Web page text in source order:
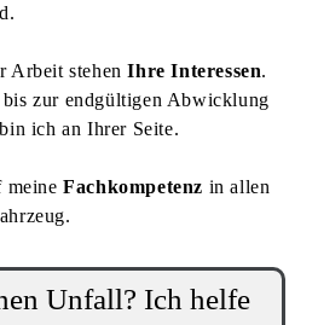
Arbeit stehenIhre Interessen.
bis zur endgültigen Abwicklung
ich an Ihrer Seite.
meineFachkompetenz in allen
Unfall? Ich helfe